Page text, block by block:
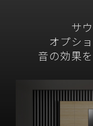
サ
オプシ
音の効果